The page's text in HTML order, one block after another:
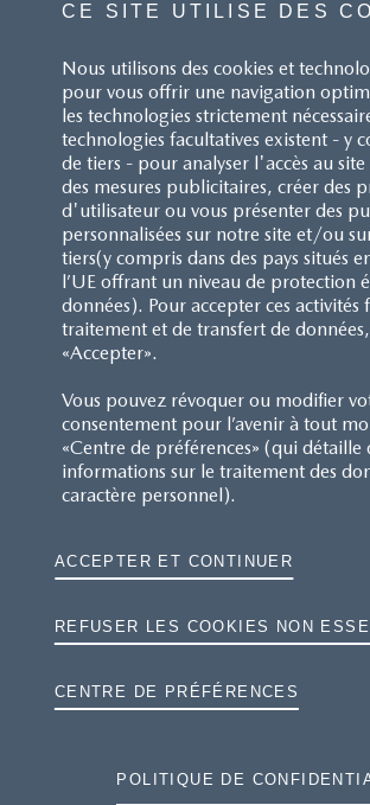
Pour les trajets courts, privilégiez la
Pensez à covoiturer. Au quotidien, prenez
commun.
NOUS CONTACTER
FAQ
ETIQUETTE PNEUMATIQUE
GAMME DE VÉHICULES MAZDA
CONDITIONS GÉNÉRALES
CE SITE UTILISE DES
Nous utilisons des cookies et
pour vous offrir une navigation
les technologies strictement
technologies facultatives existent - y
de tiers - pour analyser l'accès au site
des mesures publicitaires, créer des
d'utilisateur ou vous présenter des
personnalisées sur notre site et/ou
tiers(y compris dans des pays situés
l’UE offrant un niveau de protection
données). Pour accepter ces activités
traitement et de transfert de
«Accepter».
Vous pouvez révoquer ou modifier
consentement pour l’avenir à tout
«Centre de préférences» (qui détaille
informations sur le traitement des
caractère personnel).
ACCEPTER ET CONTINUER
REFUSER LES COOKIES NON
CENTRE DE PRÉFÉRENCES
POLITIQUE DE